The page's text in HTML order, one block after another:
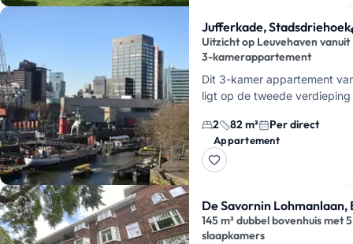
Jufferkade, Stadsdriehoek
Uitzicht op Leuvehaven vanuit
3-kamerappartement
Dit 3-kamer appartement
ligt op de tweede verdieping
Stadsdriehoek van
hier uit over de …
2 82 m² Per direct
Appartement
De Savornin Lohmanlaan,
145 m² dubbel bovenhuis met 5
slaapkamers